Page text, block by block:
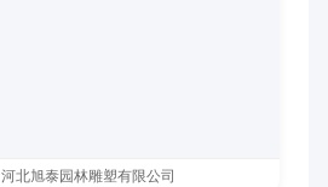
河北旭泰园林雕塑有限公司